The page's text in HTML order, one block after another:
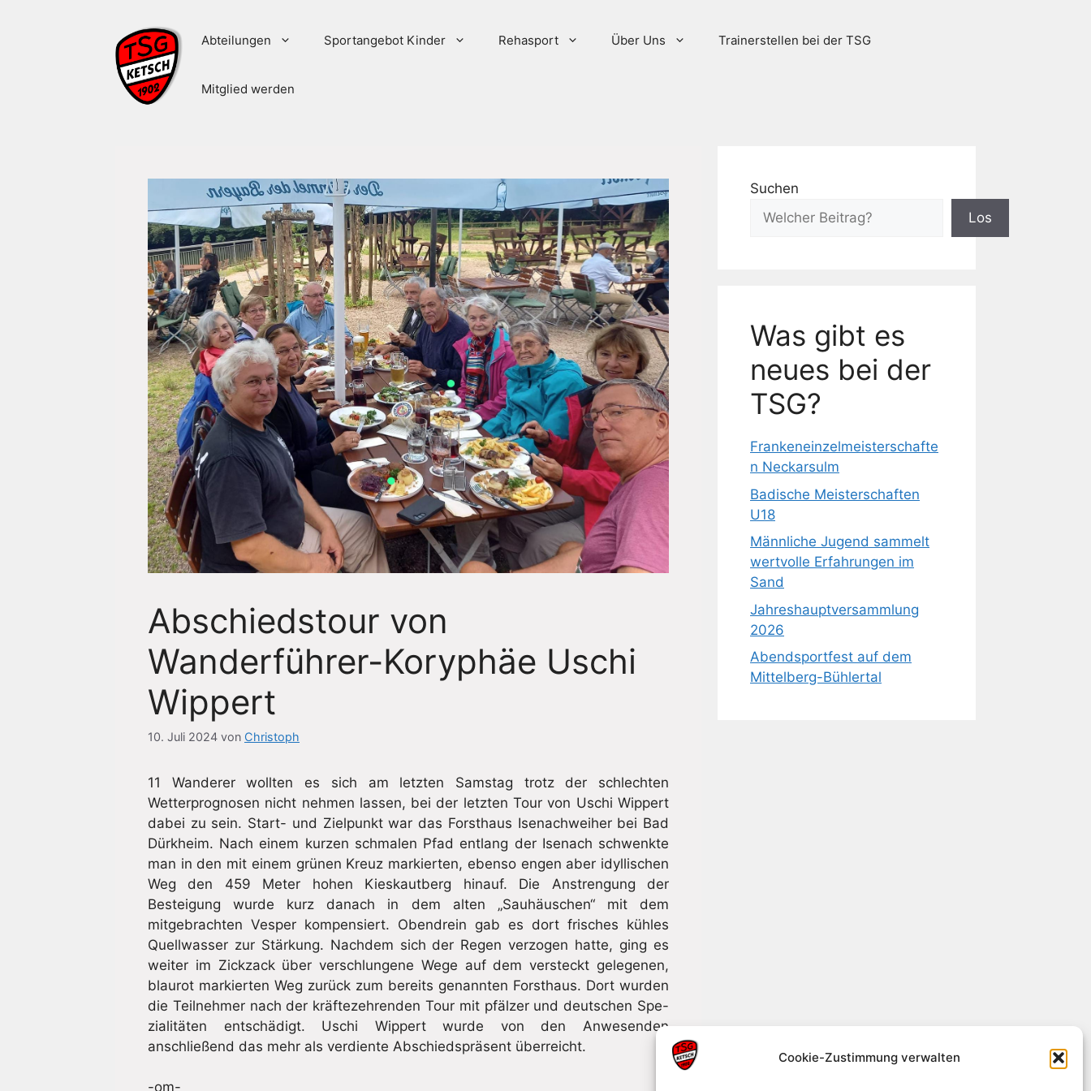
Cookie-Zustimmung verwalten
Abteilungen Sportangebot Kinder Rehasport Über Uns Trainerstellen bei der TSG
Mitglied werden
Abschiedstour von
Wanderführer-Koryphäe Uschi
Wippert
10. Juli 2024 von Christoph
11 Wanderer wollten es sich am letzten Samstag trotz der schlechten
Wetterprognosen nicht nehmen lassen, bei der letzten Tour von Uschi Wippert
dabei zu sein. Start- und Zielpunkt war das Forsthaus Isenachweiher bei Bad
Dürkheim. Nach einem kurzen schmalen Pfad entlang der Isenach schwenkte
man in den mit einem grünen Kreuz markierten, ebenso engen aber idyllischen
Weg den 459 Meter hohen Kieskautberg hinauf. Die Anstrengung der
Besteigung wurde kurz danach in dem alten „Sauhäuschen“ mit dem
mitgebrachten Vesper kompensiert. Obendrein gab es dort frisches kühles
Quellwasser zur Stärkung. Nachdem sich der Regen verzogen hatte, ging es
weiter im Zickzack über verschlungene Wege auf dem versteckt gelegenen,
blaurot markierten Weg zurück zum bereits genannten Forsthaus. Dort wurden
die Teilnehmer nach der kräftezehrenden Tour mit pfälzer und deutschen Spe-
zialitäten entschädigt. Uschi Wippert wurde von den Anwesenden
anschließend das mehr als verdiente Abschiedspräsent überreicht.
-om-
Suchen
Los
Was gibt es
neues bei der
TSG?
Frankeneinzelmeisterschafte
n Neckarsulm
Badische Meisterschaften
U18
Männliche Jugend sammelt
wertvolle Erfahrungen im
Sand
Jahreshauptversammlung
2026
Abendsportfest auf dem
Mittelberg-Bühlertal